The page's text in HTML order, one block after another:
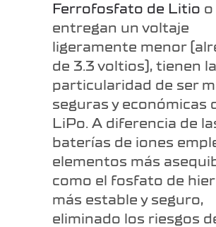
Ferrofosfato de Litio o
entregan un voltaje
ligeramente menor
de 3.3 voltios), tienen la
particularidad de ser
seguras y económicas
LiPo. A diferencia de
baterías de iones
elementos más
como el fosfato de
más estable y seguro,
eliminado los riesgos